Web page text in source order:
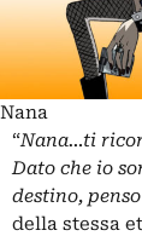
Nana
“Nana…ti
Dato che io
destino,
della stessa